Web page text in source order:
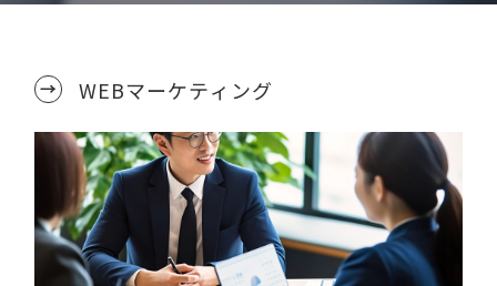
WEBマーケティング